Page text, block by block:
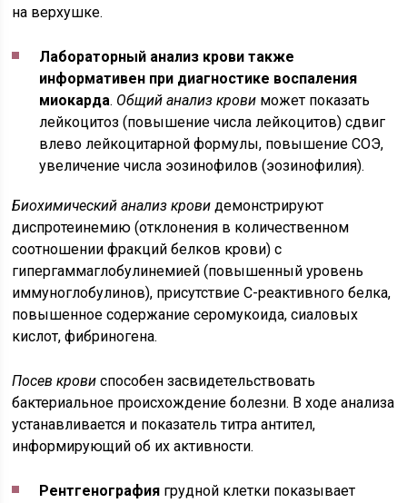
на верхушке.
Лабораторный анализ крови также
информативен при диагностике воспаления
миокарда. Общий анализ крови может показать
лейкоцитоз (повышение числа лейкоцитов) сдвиг
влево лейкоцитарной формулы, повышение СОЭ,
увеличение числа эозинофилов (эозинофилия).
Биохимический анализ крови демонстрируют
диспротеинемию (отклонения в количественном
соотношении фракций белков крови) с
гипергаммаглобулинемией (повышенный уровень
иммуноглобулинов), присутствие С-реактивного белка,
повышенное содержание серомукоида, сиаловых
кислот, фибриногена.
Посев крови способен засвидетельствовать
бактериальное происхождение болезни. В ходе анализа
устанавливается и показатель титра антител,
информирующий об их активности.
Рентгенография грудной клетки показывает